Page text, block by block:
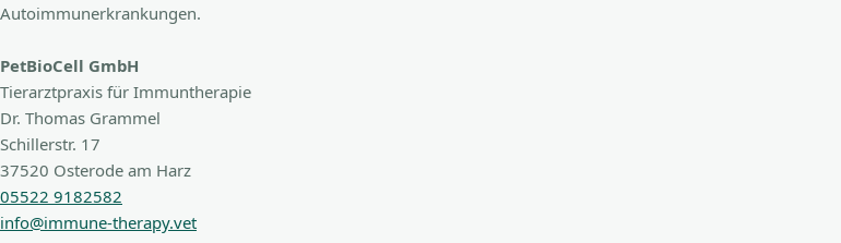
Autoimmunerkrankungen.
PetBioCell GmbH
Tierarztpraxis für Immuntherapie
Dr. Thomas Grammel
Schillerstr. 17
37520 Osterode am Harz
05522 9182582
info@immune-therapy.vet